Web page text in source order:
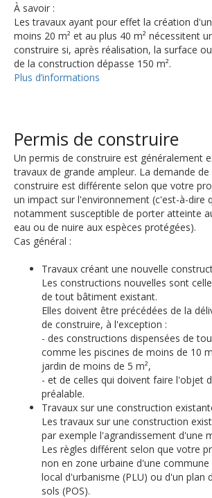
À savoir :
Les travaux ayant pour effet la création
moins 20 m² et au plus 40 m² nécessitent
construire si, après réalisation, la surface
de la construction dépasse 150 m².
Plus d’informations
Permis de construire
Un permis de construire est généralement
travaux de grande ampleur. La demande de
construire est différente selon que votre
un impact sur l'environnement (c'est-à-dire
notamment susceptible de porter atteinte
eau ou de nuire aux espèces protégées).
Cas général :
Travaux créant une nouvelle
Les constructions nouvelles sont
de tout bâtiment existant.
Elles doivent être précédées de la
de construire, à l'exception :
- des constructions dispensées de
comme les piscines de moins de 10
jardin de moins de 5 m²,
- et de celles qui doivent faire l'objet
préalable.
Travaux sur une construction
Les travaux sur une construction
par exemple l'agrandissement d'une
Les règles différent selon que votre
non en zone urbaine d'une
local d'urbanisme (PLU) ou d'un plan
sols (POS).